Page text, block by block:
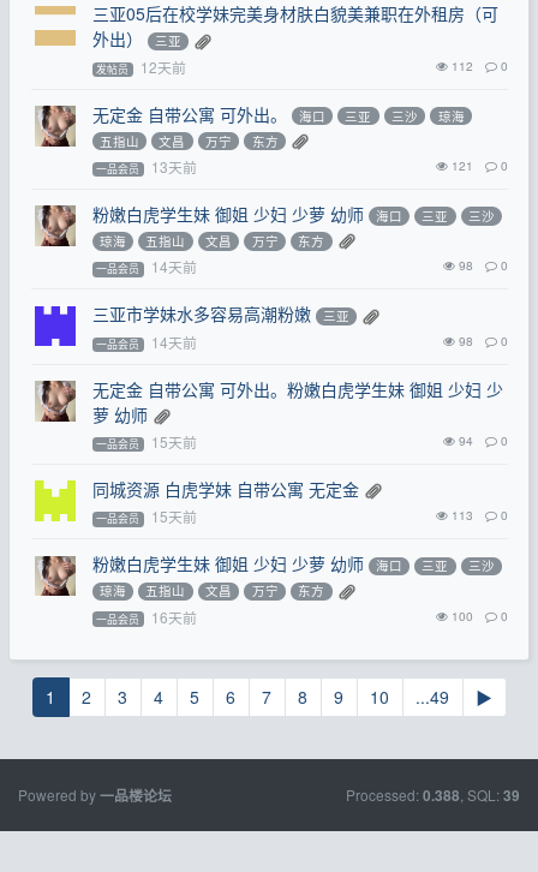
三亚05后在校学妹完美身材肤白貌美兼职在外租房（可
外出）
三亚
发帖员 12天前 112 0
无定金 自带公寓 可外出。 海口 三亚 三沙
琼海
五指山
文昌 万宁 东方
一品会员 13天前 121 0
粉嫩白虎学生妹 御姐 少妇 少萝 幼师 海口 三亚
三沙
琼海
五指山 文昌 万宁 东方
一品会员 14天前 98 0
三亚市学妹水多容易高潮粉嫩 三亚
一品会员 14天前 98 0
无定金 自带公寓 可外出。粉嫩白虎学生妹 御姐 少妇 少
萝 幼师
一品会员 15天前 94 0
同城资源 白虎学妹 自带公寓 无定金
一品会员 15天前 113 0
粉嫩白虎学生妹 御姐 少妇 少萝 幼师 海口 三亚
三沙
琼海
五指山 文昌 万宁 东方
一品会员 16天前 100 0
1 2 3 4 5 6 7 8 9 10 ...49 ▶
Powered by一品楼论坛 Processed: 0.388 , SQL: 39